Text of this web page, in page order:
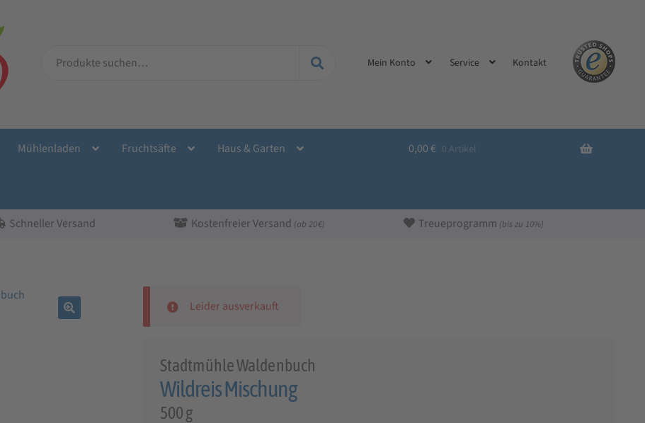
nach:
Mein Konto Service Kontakt
Mühlenladen Fruchtsäfte Haus & Garten 0,00 € 0 Artikel
Schneller Versand Kostenfreier Versand (ab 20 €) Treueprogramm (bis zu 10%)
Leider ausverkauft
Stadtmühle Waldenbuch
Wildreis Mischung
500 g